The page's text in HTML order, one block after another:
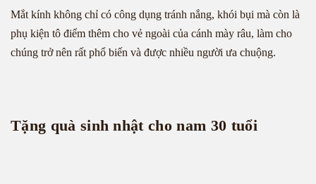
Mắt kính không chỉ có công dụng tránh nắng, khói bụi mà còn là
phụ kiện tô điểm thêm cho vẻ ngoài của cánh mày râu, làm cho
chúng trở nên rất phổ biến và được nhiều người ưa chuộng.
Tặng quà sinh nhật cho nam 30 tuổi